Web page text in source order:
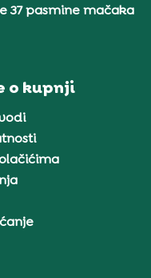
37 pasmine mačaka
o kupnji